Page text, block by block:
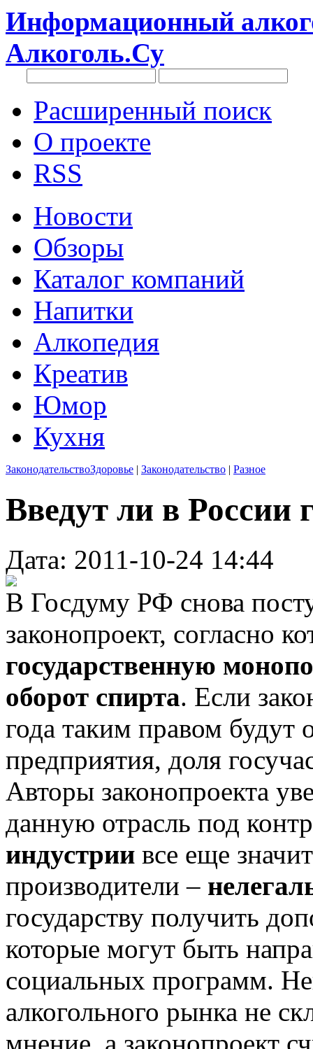
Информационный
Алкоголь.Су
Расширенный поиск
О проекте
RSS
Новости
Обзоры
Каталог компаний
Напитки
Алкопедия
Креатив
Юмор
Кухня
ЗаконодательствоЗдоровье | Законодательство | Разное
Введут ли в России
Дата: 2011-10-24 14:44
В Госдуму РФ снова
законопроект, согласно
государственную
оборот спирта. Если
года таким правом будут
предприятия, доля
Авторы законопроекта
данную отрасль под
индустрии все еще
производители –
государству получить
которые могут быть
социальных программ.
алкогольного рынка не
мнение, а законопроект